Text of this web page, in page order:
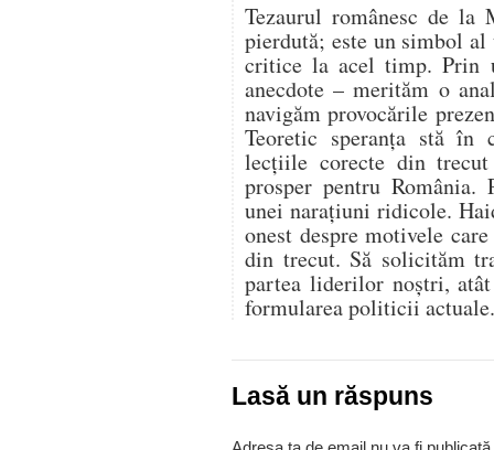
Tezaurul românesc de la
pierdută; este un simbol
critice la acel timp. Prin
anecdote – merităm o
navigăm provocările
Teoretic speranța stă în
lecțiile corecte din
prosper pentru
unei narațiuni ridicole.
onest despre motivele
din trecut. Să solicităm
partea liderilor noștri,
formularea politicii actuale.
Lasă un răspuns